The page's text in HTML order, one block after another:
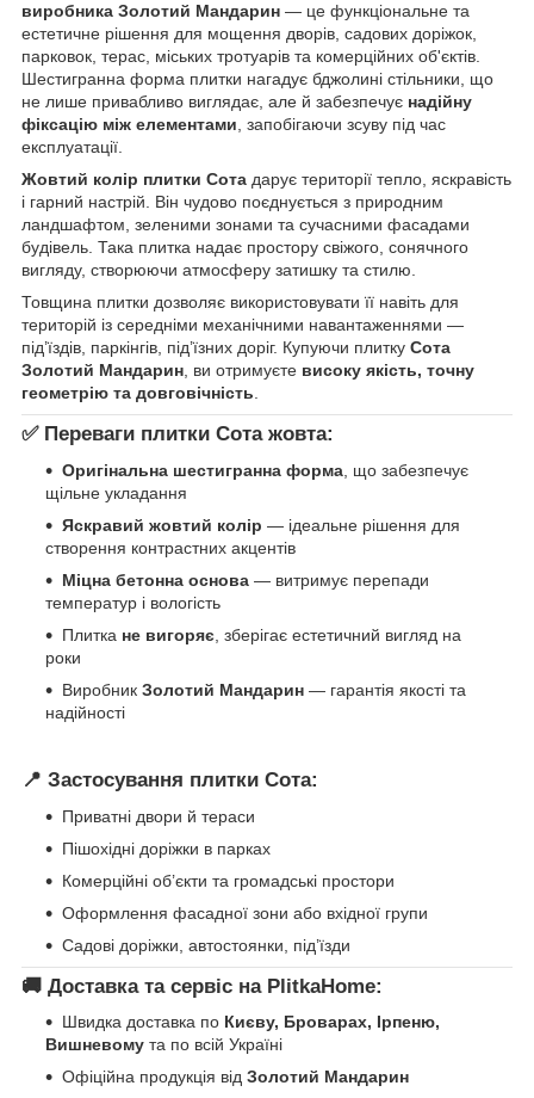
виробника Золотий Мандарин — це функціональне та
естетичне рішення для мощення дворів, садових доріжок,
парковок, терас, міських тротуарів та комерційних об'єктів.
Шестигранна форма плитки нагадує бджолині стільники, що
не лише привабливо виглядає, але й забезпечує надійну
фіксацію між елементами, запобігаючи зсуву під час
експлуатації.
Жовтий колір плитки Сота дарує території тепло, яскравість
і гарний настрій. Він чудово поєднується з природним
ландшафтом, зеленими зонами та сучасними фасадами
будівель. Така плитка надає простору свіжого, сонячного
вигляду, створюючи атмосферу затишку та стилю.
Товщина плитки дозволяє використовувати її навіть для
територій із середніми механічними навантаженнями —
під’їздів, паркінгів, під’їзних доріг. Купуючи плитку Сота
Золотий Мандарин, ви отримуєте високу якість, точну
геометрію та довговічність.
✅ Переваги плитки Сота жовта:
Оригінальна шестигранна форма, що забезпечує
щільне укладання
Яскравий жовтий колір — ідеальне рішення для
створення контрастних акцентів
Міцна бетонна основа — витримує перепади
температур і вологість
Плитка не вигоряє, зберігає естетичний вигляд на
роки
Виробник Золотий Мандарин — гарантія якості та
надійності
📍 Застосування плитки Сота:
Приватні двори й тераси
Пішохідні доріжки в парках
Комерційні об’єкти та громадські простори
Оформлення фасадної зони або вхідної групи
Садові доріжки, автостоянки, під’їзди
🚚 Доставка та сервіс на PlitkaHome:
Швидка доставка по Києву, Броварах, Ірпеню,
Вишневому та по всій Україні
Офіційна продукція від Золотий Мандарин